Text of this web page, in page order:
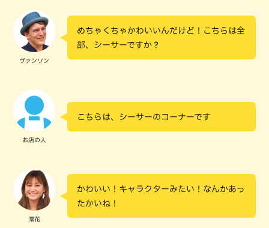
ヴァンソン
めちゃくちゃかわいいんだけど！こちらは全
部、シーサーですか？
お店の人
こちらは、シーサーのコーナーです
澪花
かわいい！キャラクターみたい！なんかあっ
たかいね！